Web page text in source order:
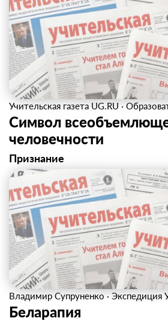
Учительская газета UG.RU ·
Символ
человечности
Признание
Владимир Супруненко · Экспедиция
Беларапия